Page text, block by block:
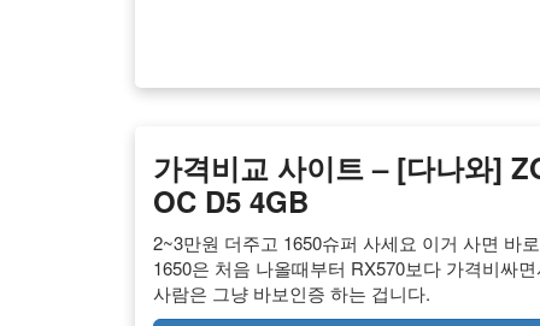
가격비교 사이트 – [다나와]
OC D5 4GB
2~3만원 더주고 1650슈퍼 사세요 이거 사면 바
1650은 처음 나올때부터 RX570보다 가격비싸
사람은 그냥 바보인증 하는 겁니다.